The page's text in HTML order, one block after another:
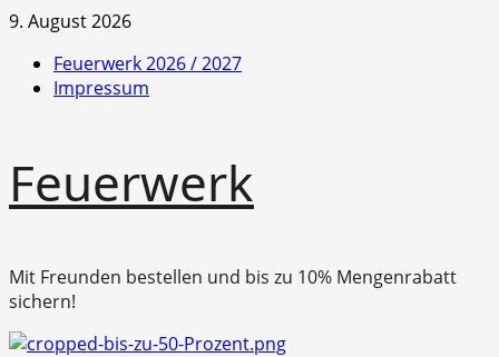
Zum
springen
9. August 2026
Feuerwerk 2026 / 2027
Impressum
Feuerwerk
Mit Freunden bestellen und bis zu 10% Mengenrabatt
sichern!